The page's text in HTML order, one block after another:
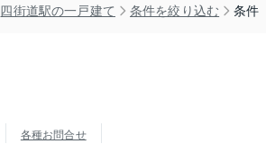
四街道駅の一戸建て 条件を絞り込む 条件
各種お問合せ